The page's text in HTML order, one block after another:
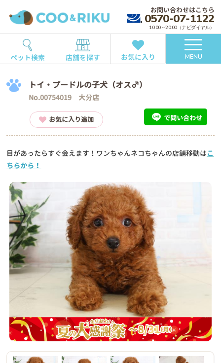
お問い合わせはこちら
0570-07-1122
10:00～20:00（ナビダイヤル）
ペット検索 店舗を探す お気に入り MENU
トイ・プードルの子犬（オス♂）
No.00754019 大分店
お気に入り追加 で問い合わせ
目があったらすぐ会えます！ワンちゃんネコちゃんの店舗移動はこ
ちらから！